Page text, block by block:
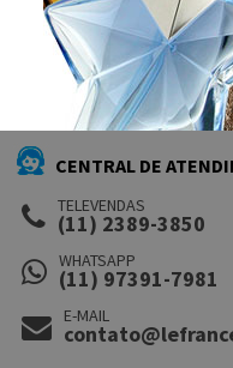
CENTRAL DE
TELEVENDAS
(11) 2389-3850
WHATSAPP
(11) 97391-7981
E-MAIL